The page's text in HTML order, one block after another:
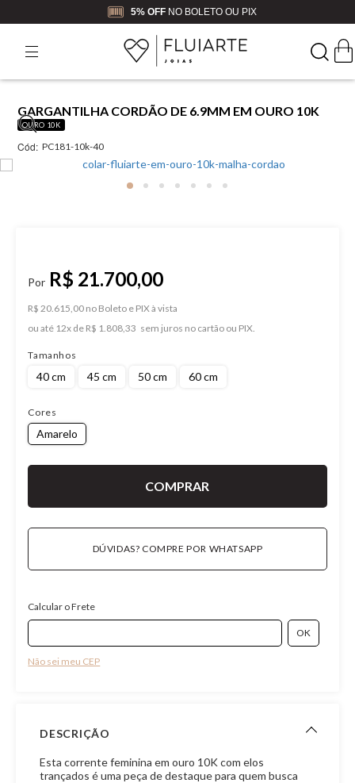
5% OFFNO BOLETO OU PIX
GARGANTILHA CORDÃO DE 6.9MM EM OURO 10K
OURO 10K
Cód: PC181-10k-40
R$ 21.700,00
R$ 20.615,00 no Boleto e PIX
ou
12x de R$ 1.808,33
Tamanhos
40 cm 45 cm 50 cm 60 cm
Cores
Amarelo
DÚVIDAS? COMPRE POR WHATSAPP
Calcular o Frete
Não sei meu CEP
DESCRIÇÃO
Esta corrente feminina em ouro 10K com elos
trançados é uma peça de destaque para quem busca